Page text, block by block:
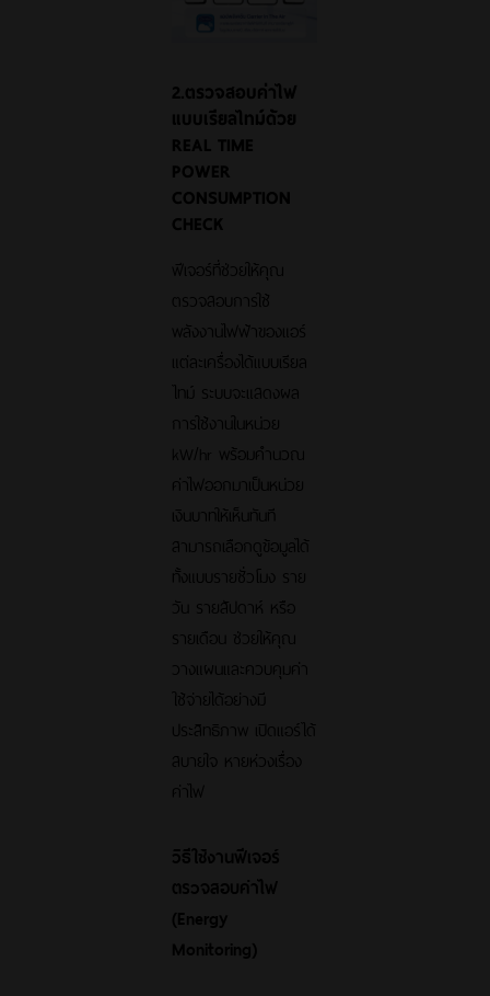
2.ตรวจสอบค่าไฟ
แบบเรียลไทม์ด้วย
REAL TIME
POWER
CONSUMPTION
CHECK
ฟีเจอร์ที่ช่วยให้คุณ
ตรวจสอบการใช้
พลังงานไฟฟ้าของแอร์
แต่ละเครื่องได้แบบเรียล
ไทม์ ระบบจะแสดงผล
การใช้งานในหน่วย
kW/hr พร้อมคำนวณ
ค่าไฟออกมาเป็นหน่วย
เงินบาทให้เห็นทันที
สามารถเลือกดูข้อมูลได้
ทั้งแบบรายชั่วโมง ราย
วัน รายสัปดาห์ หรือ
รายเดือน ช่วยให้คุณ
วางแผนและควบคุมค่า
ใช้จ่ายได้อย่างมี
ประสิทธิภาพ เปิดแอร์ได้
สบายใจ หายห่วงเรื่อง
ค่าไฟ
วิธีใช้งานฟีเจอร์
ตรวจสอบค่าไฟ
(Energy
Monitoring)